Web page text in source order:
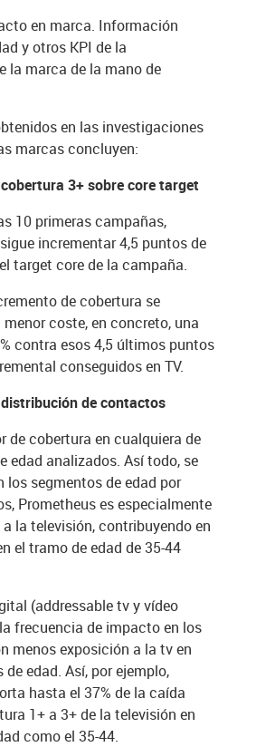
en marca. Información
y otros KPI de la
la marca de la mano de
en las investigaciones
marcas concluyen:
3+ sobre core target
10 primeras campañas,
incrementar 4,5 puntos de
target core de la campaña.
de cobertura se
coste, en concreto, una
contra esos 4,5 últimos puntos
conseguidos en TV.
de contactos
de cobertura en cualquiera de
edad analizados. Así todo, se
los segmentos de edad por
Prometheus es especialmente
la televisión, contribuyendo en
el tramo de edad de 35-44
(addressable tv y vídeo
frecuencia de impacto en los
menos exposición a la tv en
edad. Así, por ejemplo,
hasta el 37% de la caída
1+ a 3+ de la televisión en
como el 35-44.